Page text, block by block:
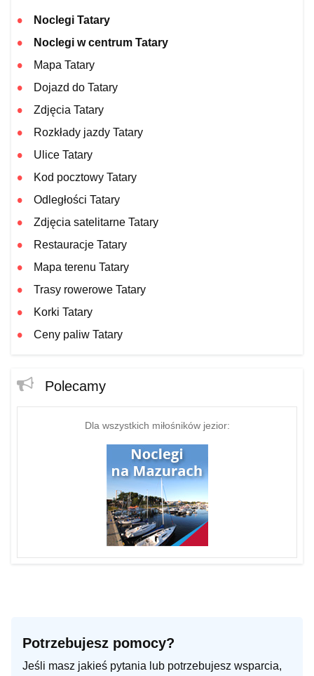
Noclegi Tatary
Noclegi w centrum Tatary
Mapa Tatary
Dojazd do Tatary
Zdjęcia Tatary
Rozkłady jazdy Tatary
Ulice Tatary
Kod pocztowy Tatary
Odległości Tatary
Zdjęcia satelitarne Tatary
Restauracje Tatary
Mapa terenu Tatary
Trasy rowerowe Tatary
Korki Tatary
Ceny paliw Tatary
Polecamy
Dla wszystkich miłośników jezior:
Potrzebujesz pomocy?
Jeśli masz jakieś pytania lub potrzebujesz wsparcia,